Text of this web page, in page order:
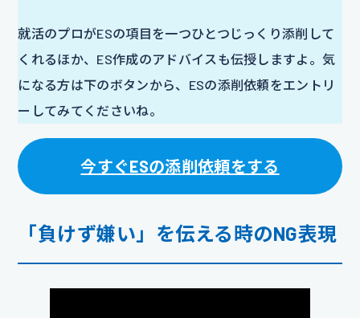
就活のプロがESの項目を一つひとつじっくり添削して
くれるほか、ES作成のアドバイスも伝授しますよ。気
になる方は下のボタンから、ESの添削依頼をエントリ
ーしてみてくださいね。
今すぐESの添削依頼をする
「負けず嫌い」を伝える時のNG表現